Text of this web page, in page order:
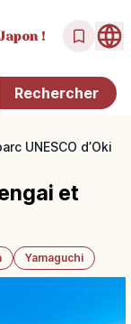
!
UNESCO d’Oki
et
Yamaguchi